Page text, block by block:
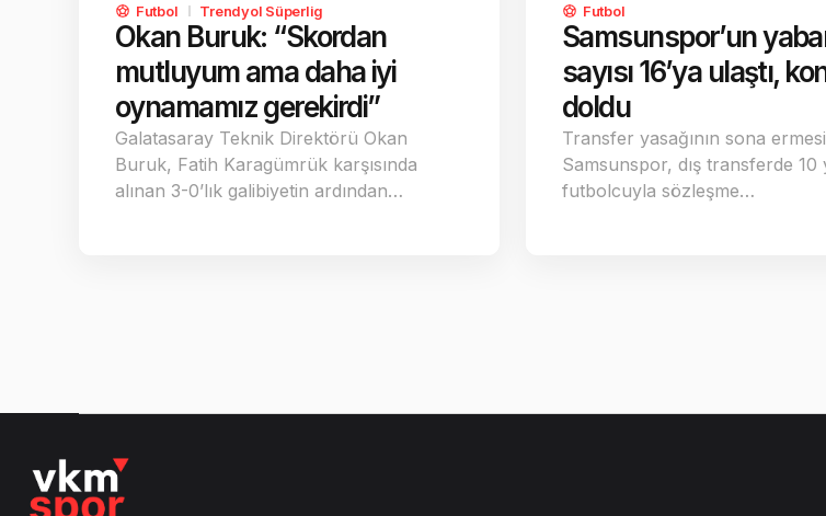
Futbol Trendyol Süperlig
Okan Buruk: “Skordan
mutluyum ama daha iyi
oynamamız gerekirdi”
Galatasaray Teknik Direktörü Okan
Buruk, Fatih Karagümrük karşısında
alınan 3-0’lık galibiyetin ardından…
Futbol
Samsunspor’un
sayısı 16’ya ulaştı,
doldu
Transfer yasağının sona
Samsunspor, dış transferde 10
futbolcuyla sözleşme…